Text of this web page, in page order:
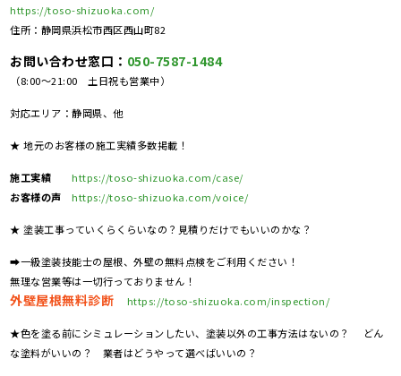
https://toso-shizuoka.com/
住所：静岡県浜松市西区西山町82
お問い合わせ窓口： 050-7587-1484
（8:00～21:00 土日祝も営業中）
対応エリア：静岡県、他
★ 地元のお客様の施工実績多数掲載！
施工実績
https://toso-shizuoka.com/case/
お客様の声
https://toso-shizuoka.com/voice/
★ 塗装工事っていくらくらいなの？見積りだけでもいいのかな？
➡一級塗装技能士の屋根、外壁の無料点検をご利用ください！
無理な営業等は一切行っておりません！
外壁屋根無料診断 https://toso-shizuoka.com/inspection/
★色を塗る前にシミュレーションしたい、塗装以外の工事方法はないの？ どん
な塗料がいいの？ 業者はどうやって選べばいいの？